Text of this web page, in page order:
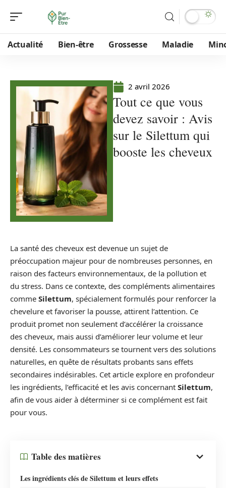
Actualité Bien-être Grossesse Maladie
2 avril 2026
Tout ce que vous
devez savoir : Avis
sur le Silettum qui
booste les cheveux
La santé des cheveux est devenue un sujet de
préoccupation majeur pour de nombreuses personnes, en
raison des facteurs environnementaux, de la pollution et
du stress. Dans ce contexte, des compléments alimentaires
comme Silettum, spécialement formulés pour renforcer la
chevelure et favoriser la pousse, attirent l’attention. Ce
produit promet non seulement d’accélérer la croissance
des cheveux, mais aussi d’améliorer leur volume et leur
densité. Les consommateurs se tournent vers des solutions
naturelles, en quête de résultats probants sans effets
secondaires indésirables. Cet article explore en profondeur
les ingrédients, l’efficacité et les avis concernant Silettum,
afin de vous aider à déterminer si ce complément est fait
pour vous.
Table des matières
Les ingrédients clés de Silettum et leurs effets